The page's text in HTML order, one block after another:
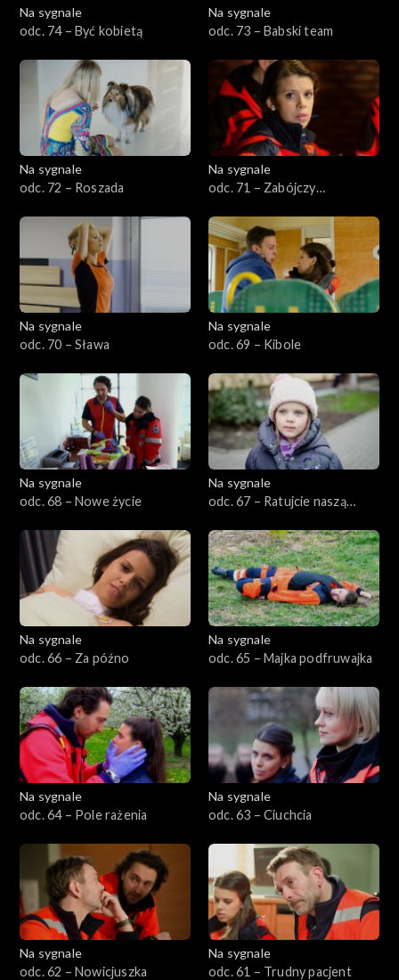
Na sygnale
odc. 74 – Być kobietą
Na sygnale
odc. 73 – Babski team
Na sygnale
odc. 72 – Roszada
Na sygnale
odc. 71 – Zabójczy
Na sygnale
odc. 70 – Sława
Na sygnale
odc. 69 – Kibole
Na sygnale
odc. 68 – Nowe życie
Na sygnale
odc. 67 – Ratujcie naszą
Na sygnale
odc. 66 – Za późno
Na sygnale
odc. 65 – Majka podfruwajka
Na sygnale
odc. 64 – Pole rażenia
Na sygnale
odc. 63 – Ciuchcia
Na sygnale
odc. 62 – Nowicjuszka
Na sygnale
odc. 61 – Trudny pacjent